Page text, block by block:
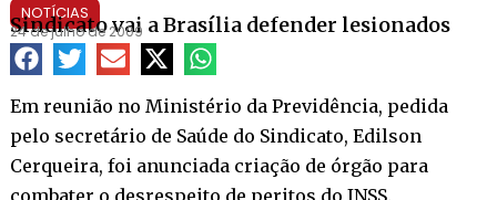
NOTÍCIAS
Sindicato vai a Brasília defender lesionados
24 de julho de 2009
Em reunião no Ministério da Previdência, pedida
pelo secretário de Saúde do Sindicato, Edilson
Cerqueira, foi anunciada criação de órgão para
combater o desrespeito de peritos do INSS.